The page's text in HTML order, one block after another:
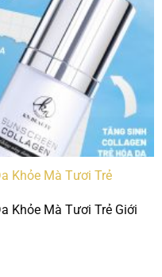
Khỏe Mà Tươi Trẻ
Khỏe Mà Tươi Trẻ Giới